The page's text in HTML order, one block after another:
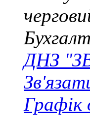
ДНЗ
Графік